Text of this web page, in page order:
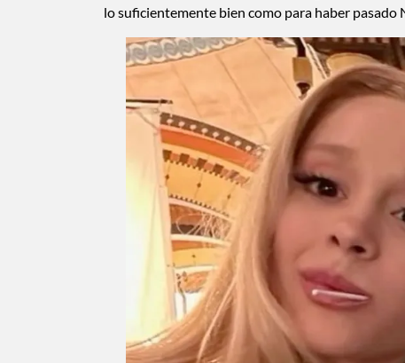
lo suficientemente bien como para haber pasado